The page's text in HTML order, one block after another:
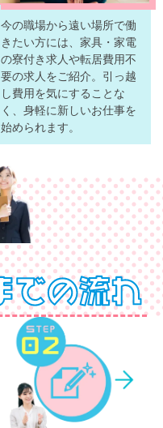
今の職場から遠い場所で働
きたい方には、家具・家電
の寮付き求人や転居費用不
要の求人をご紹介。引っ越
し費用を気にすることな
く、身軽に新しいお仕事を
始められます。